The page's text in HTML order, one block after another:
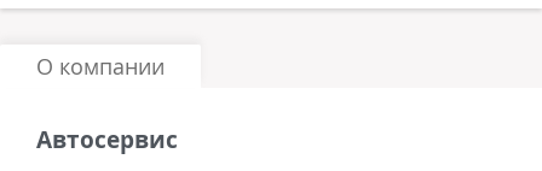
О компании
Автосервис